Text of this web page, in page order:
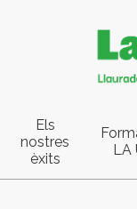
Els
nostres
èxits
LA